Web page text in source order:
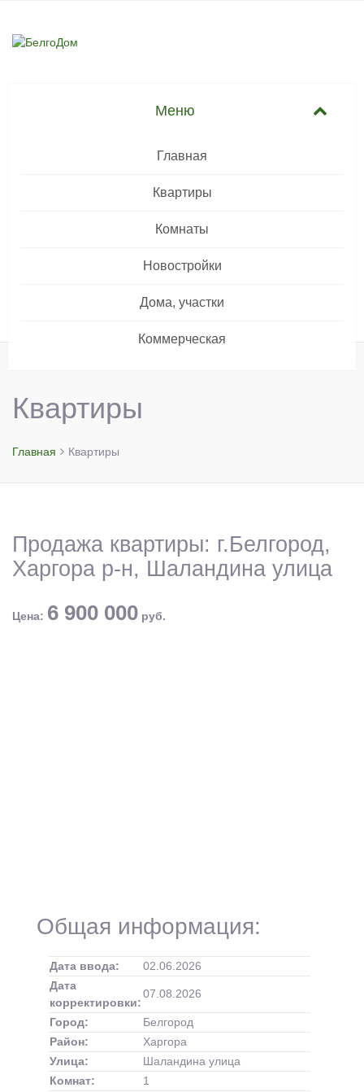
Главная
Квартиры
Комнаты
Новостройки
Дома, участки
Коммерческая
Квартиры
Главная Квартиры
Продажа квартиры: г.Белгород,
Харгора р-н, Шаландина улица
Цена: 6 900 000 руб.
Общая информация:
Дата ввода:
02.06.2026
Дата
корректировки:
07.08.2026
Город:
Белгород
Район:
Харгора
Улица:
Шаландина улица
Комнат:
1